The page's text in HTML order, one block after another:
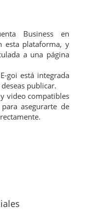
Business en
esta plataforma, y
a una página
goi está integrada
publicar.
video compatibles
asegurarte de